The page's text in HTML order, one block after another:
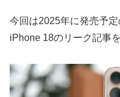
今回は2025年に発売予
iPhone 18のリーク記事